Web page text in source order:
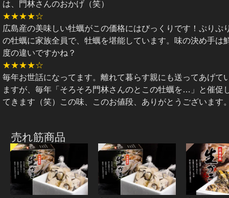
は、門林さんのおかげ（笑）
★★★★☆
広島産の美味しい牡蠣がこの価格にはびっくりです！ぷりぷ
の牡蠣に家族全員で、牡蠣を堪能しています。味の決め手は
度の違いですかね？
★★★★☆
毎年お世話になってます。離れて暮らす親にも送ってあげて
ますが、毎年「そろそろ門林さんのとこの牡蠣を…」と催促
てきます（笑）この味、このお値段、ありがとうございます
売れ筋商品